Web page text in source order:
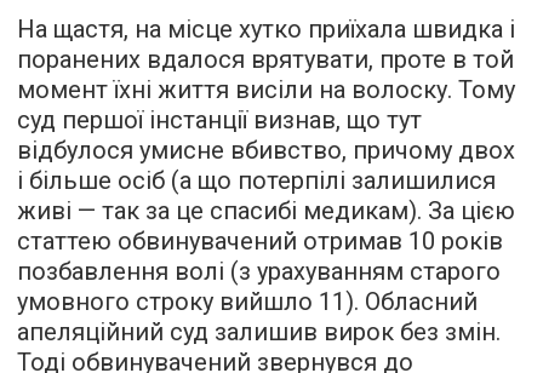
На щастя, на місце хутко приїхала швидка і
поранених вдалося врятувати, проте в той
момент їхні життя висіли на волоску. Тому
суд першої інстанції визнав, що тут
відбулося умисне вбивство, причому двох
і більше осіб (а що потерпілі залишилися
живі — так за це спасибі медикам). За цією
статтею обвинувачений отримав 10 років
позбавлення волі (з урахуванням старого
умовного строку вийшло 11). Обласний
апеляційний суд залишив вирок без змін.
Тоді обвинувачений звернувся до